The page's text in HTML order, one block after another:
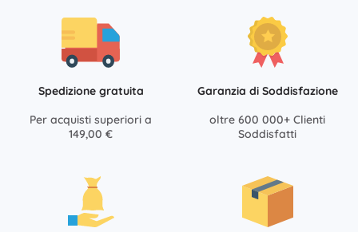
Spedizione gratuita
Per acquisti superiori a
149,00 €
Garanzia di Soddisfazione
oltre 600 000+ Clienti
Soddisfatti